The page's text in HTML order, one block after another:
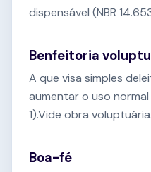
dispensável (NBR
Benfeitoria
A que visa simples
aumentar o uso normal
1).Vide obra voluptuária.
Boa-fé